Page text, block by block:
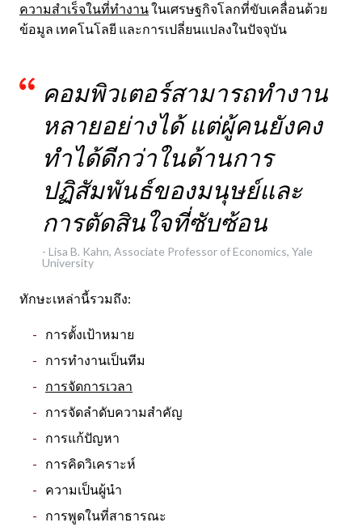
ความสำเร็จในที่ทำงานในเศรษฐกิจโลกที่ขับเคลื่อนด้วย
ข้อมูล เทคโนโลยี และการเปลี่ยนแปลงในปัจจุบัน
คอมพิวเตอร์สามารถทำงาน
หลายอย่างได้ แต่ผู้คนยังคง
ทำได้ดีกว่าในด้านการ
ปฏิสัมพันธ์ของมนุษย์และ
การตัดสินใจที่ซับซ้อน
- Lisa B. Kahn, Associate Professor of Economics, Yale
University
ทักษะเหล่านี้รวมถึง:
การตั้งเป้าหมาย
การทำงานเป็นทีม
การจัดการเวลา
การจัดลำดับความสำคัญ
การแก้ปัญหา
การคิดวิเคราะห์
ความเป็นผู้นำ
การพูดในที่สาธารณะ